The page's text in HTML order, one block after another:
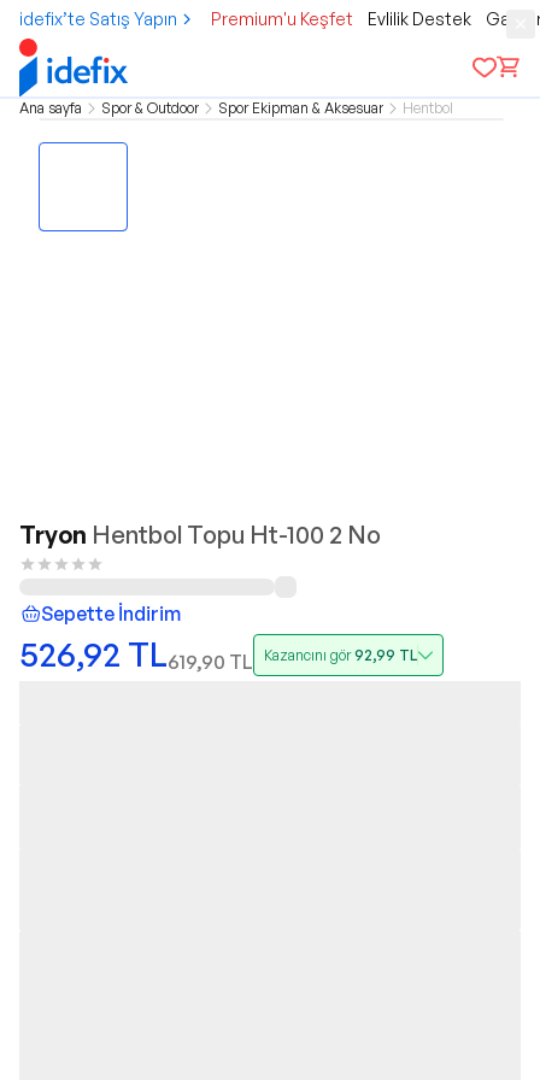
idefix’te Satış Yapın Premium'u Keşfet Evlilik Destek
Ana sayfa Spor & Outdoor Spor Ekipman & Aksesuar Hentbol
Tryon Hentbol Topu Ht-100 2 No
Sepette İndirim
526,92 TL619,90 TL Kazancını gör92,99 TL